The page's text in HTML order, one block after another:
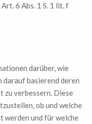
6 Abs. 1 S. 1 lit. f
darüber, wie
darauf basierend deren
verbessern. Diese
ob und welche
werden und für welche